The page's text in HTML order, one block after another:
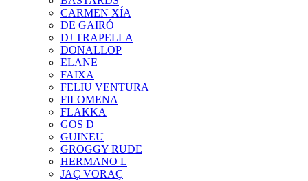
CARMEN XÍA
DE GAIRÓ
DJ TRAPELLA
DONALLOP
ELANE
FAIXA
FELIU VENTURA
FILOMENA
FLAKKA
GOS D
GUINEU
GROGGY RUDE
HERMANO L
JAÇ VORAÇ